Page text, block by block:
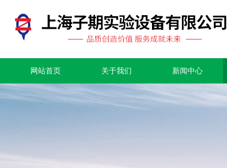
网站首页 关于我们 新闻中心